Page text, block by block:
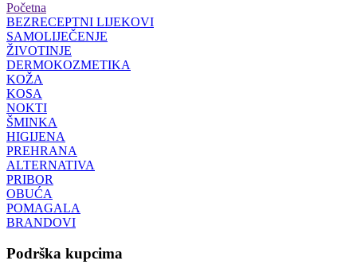
Početna
BEZRECEPTNI LIJEKOVI
SAMOLIJEČENJE
ŽIVOTINJE
DERMOKOZMETIKA
KOŽA
KOSA
NOKTI
ŠMINKA
HIGIJENA
PREHRANA
ALTERNATIVA
PRIBOR
OBUĆA
POMAGALA
BRANDOVI
Podrška kupcima